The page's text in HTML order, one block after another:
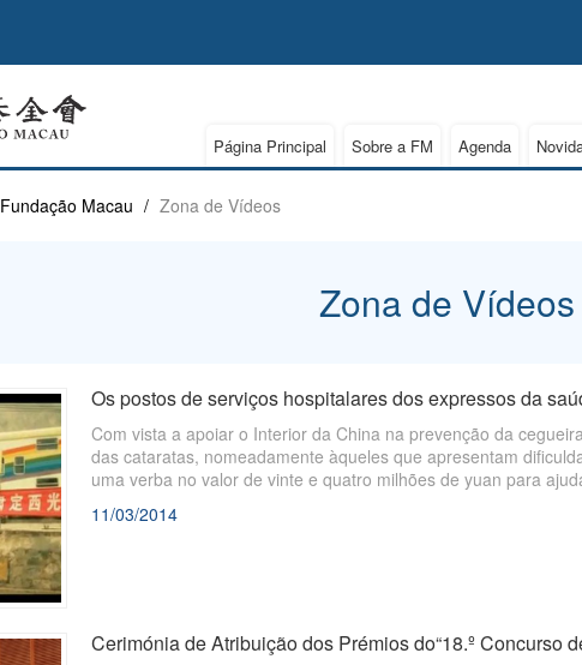
Página Principal Sobre a FM Agenda
Fundação Macau / Zona de Vídeos
Zona de Vídeos
Os postos de serviços hospitalares dos expressos da
​Com vista a apoiar o Interior da China na prevenção da
das cataratas, nomeadamente àqueles que apresentam
uma verba no valor de vinte e quatro milhões de yuan para
com a Fundação dos Expressos da Saúde da China.
11/03/2014
Cerimónia de Atribuição dos Prémios do“18.º Concurso